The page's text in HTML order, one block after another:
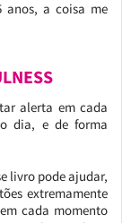
anos, a coisa me
alerta em cada
dia, e de forma
livro pode ajudar,
extremamente
cada momento